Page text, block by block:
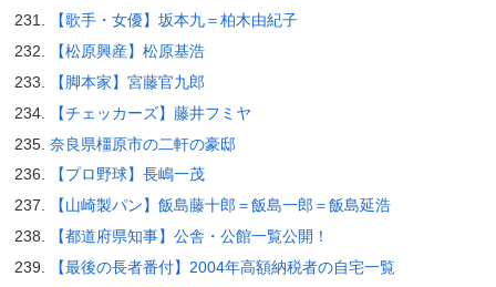
【歌手・女優】坂本九＝柏木由紀子
【松原興産】松原基浩
【脚本家】宮藤官九郎
【チェッカーズ】藤井フミヤ
奈良県橿原市の二軒の豪邸
【プロ野球】長嶋一茂
【山崎製パン】飯島藤十郎＝飯島一郎＝飯島延浩
【都道府県知事】公舎・公館一覧公開！
【最後の長者番付】2004年高額納税者の自宅一覧